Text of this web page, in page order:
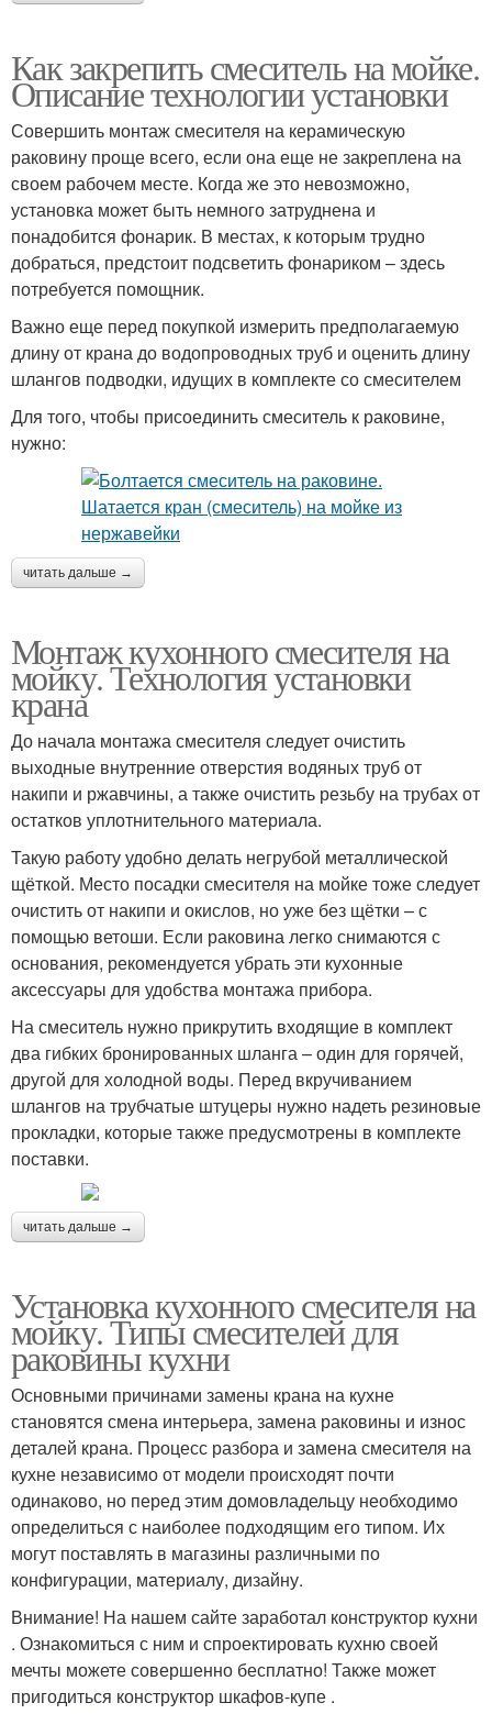
Как закрепить смеситель на мойке.
Описание технологии установки
Совершить монтаж смесителя на керамическую
раковину проще всего, если она еще не закреплена на
своем рабочем месте. Когда же это невозможно,
установка может быть немного затруднена и
понадобится фонарик. В местах, к которым трудно
добраться, предстоит подсветить фонариком – здесь
потребуется помощник.
Важно еще перед покупкой измерить предполагаемую
длину от крана до водопроводных труб и оценить длину
шлангов подводки, идущих в комплекте со смесителем
Для того, чтобы присоединить смеситель к раковине,
нужно:
читать дальше →
Монтаж кухонного смесителя на
мойку. Технология установки
крана
До начала монтажа смесителя следует очистить
выходные внутренние отверстия водяных труб от
накипи и ржавчины, а также очистить резьбу на трубах от
остатков уплотнительного материала.
Такую работу удобно делать негрубой металлической
щёткой. Место посадки смесителя на мойке тоже следует
очистить от накипи и окислов, но уже без щётки – с
помощью ветоши. Если раковина легко снимаются с
основания, рекомендуется убрать эти кухонные
аксессуары для удобства монтажа прибора.
На смеситель нужно прикрутить входящие в комплект
два гибких бронированных шланга – один для горячей,
другой для холодной воды. Перед вкручиванием
шлангов на трубчатые штуцеры нужно надеть резиновые
прокладки, которые также предусмотрены в комплекте
поставки.
читать дальше →
Установка кухонного смесителя на
мойку. Типы смесителей для
раковины кухни
Основными причинами замены крана на кухне
становятся смена интерьера, замена раковины и износ
деталей крана. Процесс разбора и замена смесителя на
кухне независимо от модели происходят почти
одинаково, но перед этим домовладельцу необходимо
определиться с наиболее подходящим его типом. Их
могут поставлять в магазины различными по
конфигурации, материалу, дизайну.
Внимание! На нашем сайте заработал конструктор кухни
. Ознакомиться с ним и спроектировать кухню своей
мечты можете совершенно бесплатно! Также может
пригодиться конструктор шкафов-купе .